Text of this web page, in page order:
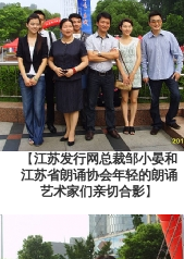
【江苏发行网总裁邹小晏和
江苏省朗诵协会年轻的朗诵
艺术家们亲切合影】